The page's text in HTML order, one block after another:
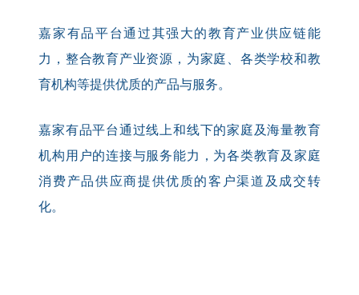
嘉家有品平台通过其强大的教育产业供应链能
力，整合教育产业资源，为家庭、各类学校和教
育机构等提供优质的产品与服务。
嘉家有品平台通过线上和线下的家庭及海量教育
机构用户的连接与服务能力，为各类教育及家庭
消费产品供应商提供优质的客户渠道及成交转
化。